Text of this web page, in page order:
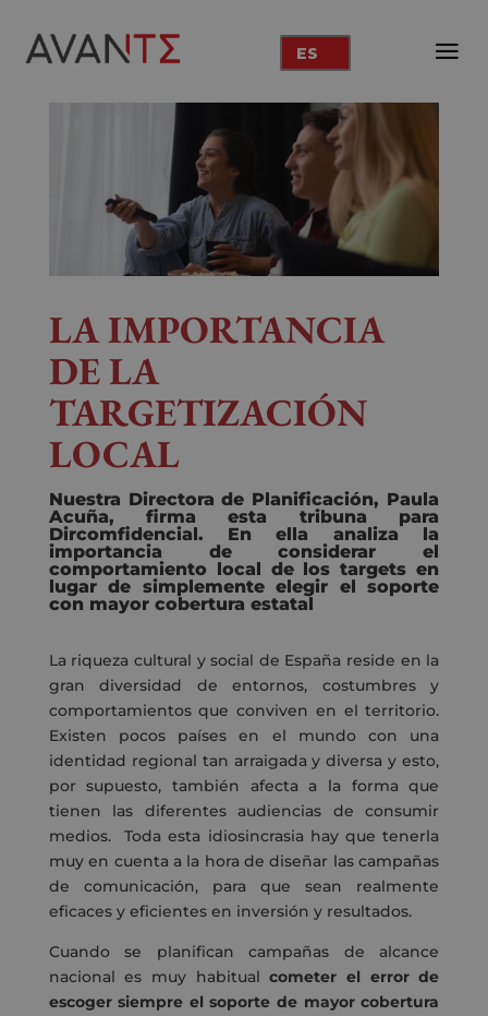
ES
LA IMPORTANCIA
DE LA
TARGETIZACIÓN
LOCAL
Nuestra Directora de Planificación, Paula
Acuña, firma esta tribuna para
Dircomfidencial . En ella analiza la
importancia de considerar el
comportamiento local de los targets en
lugar de simplemente elegir el soporte
con mayor cobertura estatal
La riqueza cultural y social de España reside en la
gran diversidad de entornos, costumbres y
comportamientos que conviven en el territorio.
Existen pocos países en el mundo con una
identidad regional tan arraigada y diversa y esto,
por supuesto, también afecta a la forma que
tienen las diferentes audiencias de consumir
medios. Toda esta idiosincrasia hay que tenerla
muy en cuenta a la hora de diseñar las campañas
de comunicación, para que sean realmente
eficaces y eficientes en inversión y resultados.
Cuando se planifican campañas de alcance
nacional es muy habitualcometer el error de
escoger siempre el soporte de mayor cobertura